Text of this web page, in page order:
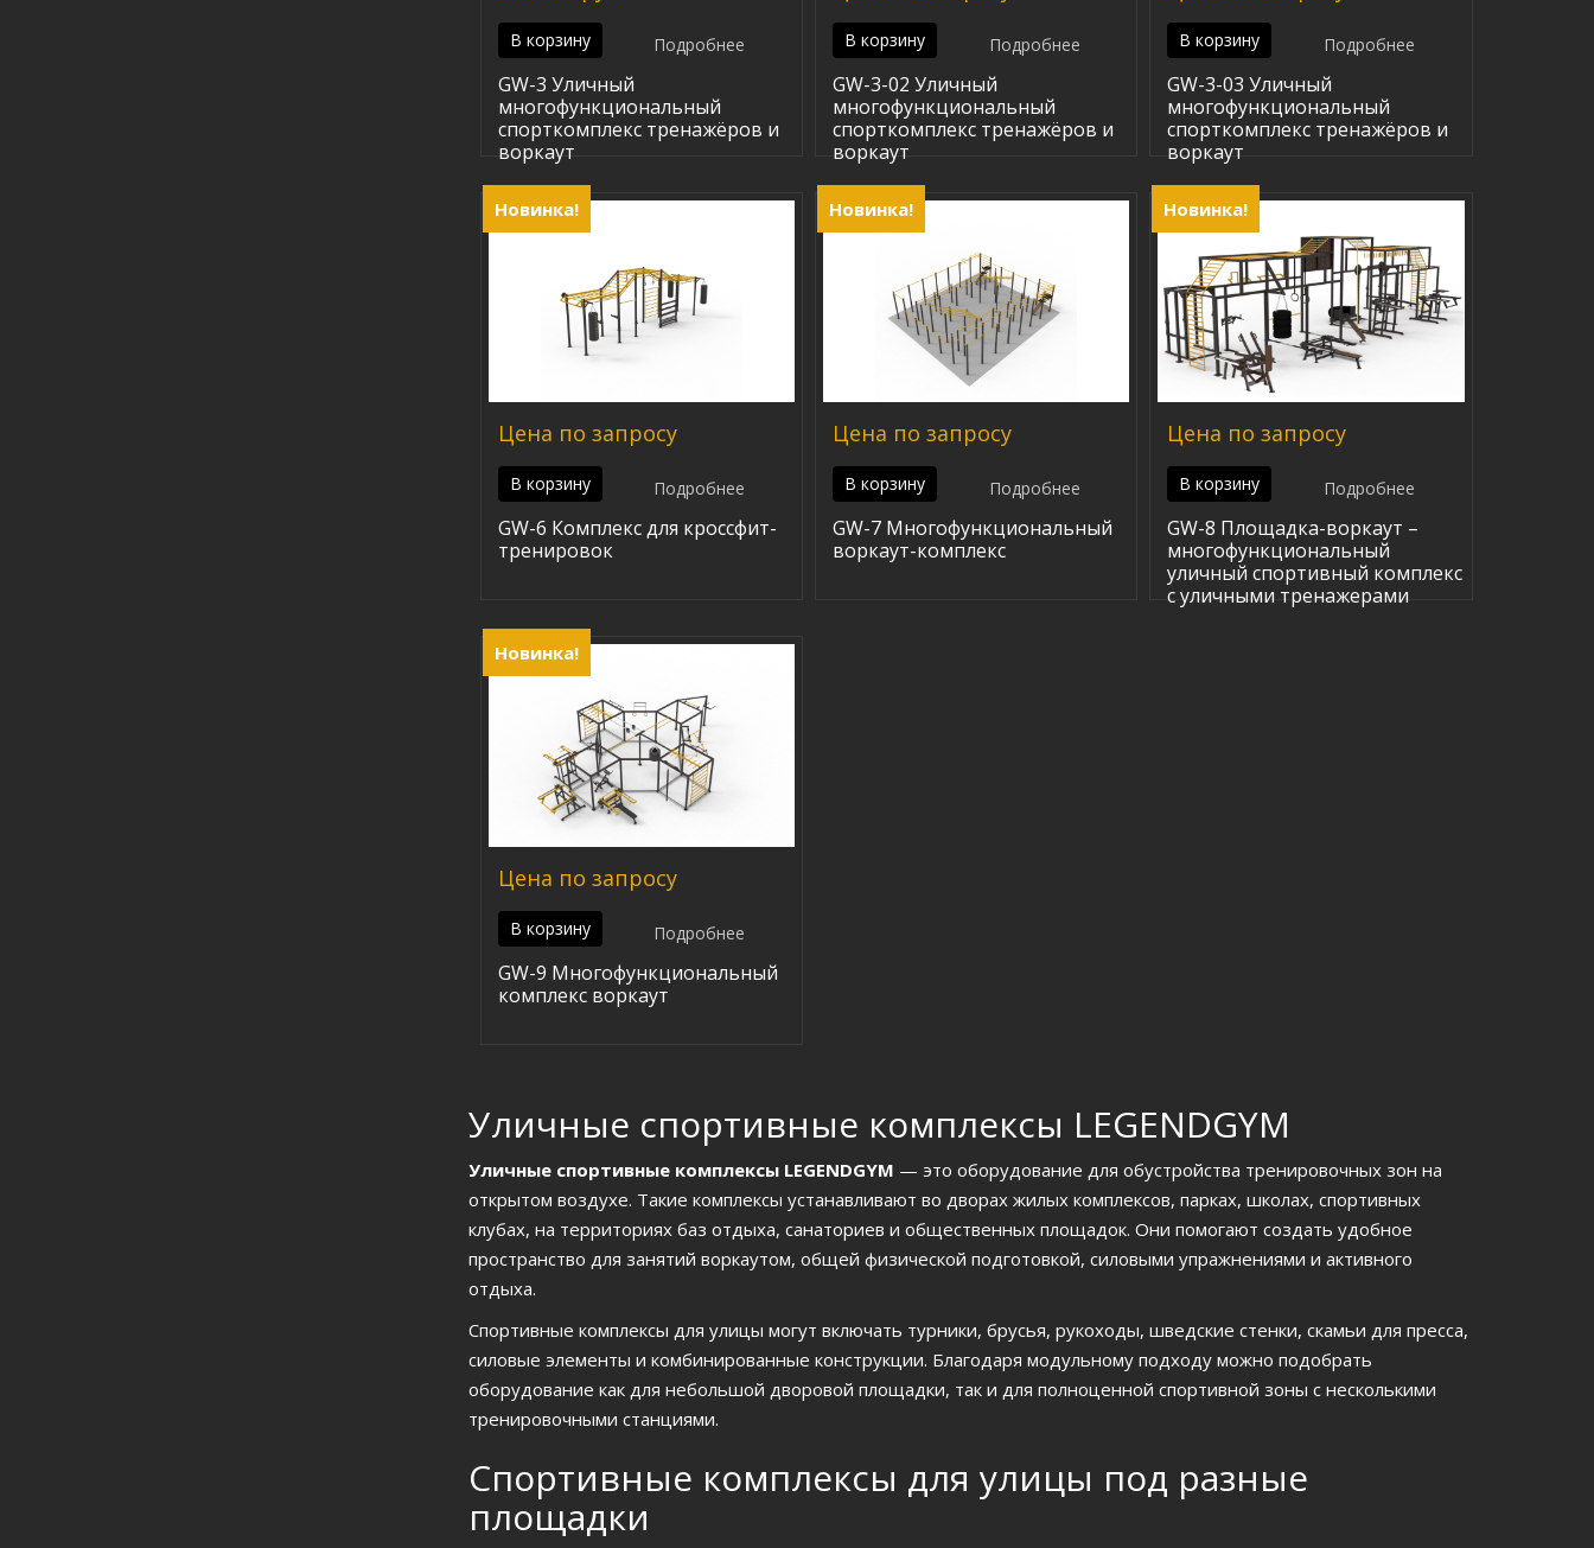
В корзину Подробнее
GW-3 Уличный
многофункциональный
спорткомплекс тренажёров и
воркаут
В корзину Подробнее
GW-3-02 Уличный
многофункциональный
спорткомплекс тренажёров и
воркаут
В корзину Подробнее
GW-3-03 Уличный
многофункциональный
спорткомплекс тренажёров и
воркаут
Новинка!
Цена по запросу
В корзину Подробнее
GW-6 Комплекс для кроссфит-
тренировок
Новинка!
Цена по запросу
В корзину Подробнее
GW-7 Многофункциональный
воркаут-комплекс
Новинка!
Цена по запросу
В корзину Подробнее
GW-8 Площадка-воркаут –
многофункциональный
уличный спортивный комплекс
с уличными тренажерами
Новинка!
Цена по запросу
В корзину Подробнее
GW-9 Многофункциональный
комплекс воркаут
Уличные спортивные комплексы LEGENDGYM
Уличные спортивные комплексы LEGENDGYM — это оборудование для обустройства тренировочных зон на
открытом воздухе. Такие комплексы устанавливают во дворах жилых комплексов, парках, школах, спортивных
клубах, на территориях баз отдыха, санаториев и общественных площадок. Они помогают создать удобное
пространство для занятий воркаутом, общей физической подготовкой, силовыми упражнениями и активного
отдыха.
Спортивные комплексы для улицы могут включать турники, брусья, рукоходы, шведские стенки, скамьи для пресса,
силовые элементы и комбинированные конструкции. Благодаря модульному подходу можно подобрать
оборудование как для небольшой дворовой площадки, так и для полноценной спортивной зоны с несколькими
тренировочными станциями.
Спортивные комплексы для улицы под разные
площадки